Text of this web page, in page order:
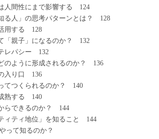
間性にまで影響する 124
」の思考パターンとは？ 128
する 128
親子」になるのか？ 132
パシー 132
ように形成されるのか？ 136
り口 136
つくられるのか？ 140
する 140
できるのか？ 144
ティ地位」を知ること 144
って知るのか？